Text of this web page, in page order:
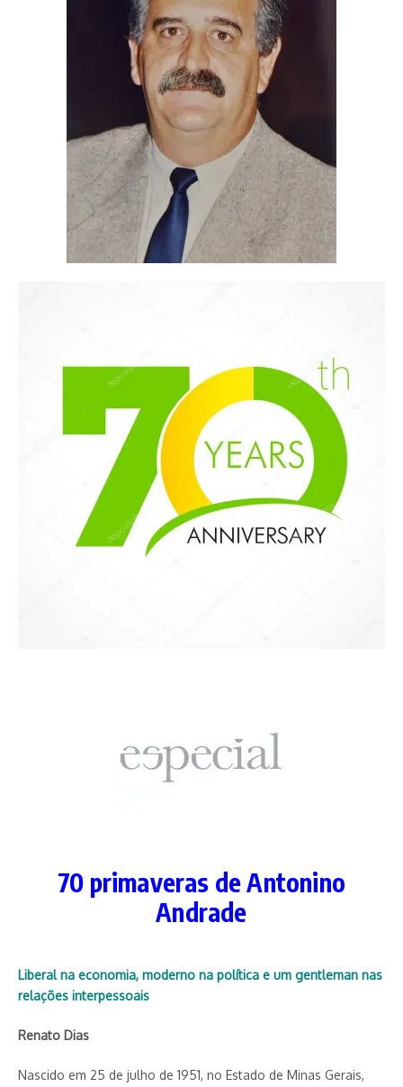
70 primaveras de Antonino
Andrade
Liberal na economia, moderno na política e um gentleman nas
relações interpessoais
Renato Dias
Nascido em 25 de julho de 1951, no Estado de Minas Gerais,